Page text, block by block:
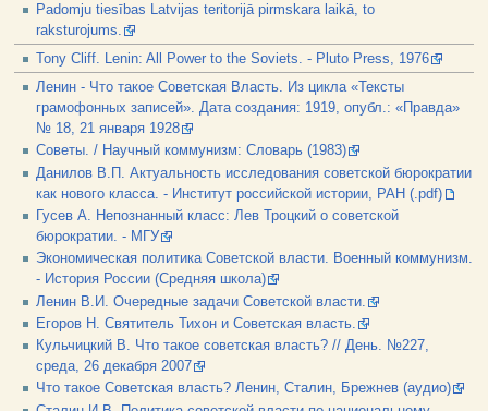
Padomju tiesības Latvijas teritorijā pirmskara laikā, to
raksturojums.
Tony Cliff. Lenin: All Power to the Soviets. - Pluto Press, 1976
Ленин - Что такое Советская Власть. Из цикла «Тексты
грамофонных записей». Дата создания: 1919, опубл.: «Правда»
№ 18, 21 января 1928
Советы. / Научный коммунизм: Словарь (1983)
Данилов В.П. Актуальность исследования советской бюрократии
как нового класса. - Институт российской истории, РАН (.pdf)
Гусев A. Непознанный класс: Лев Троцкий о советской
бюрократии. - МГУ
Экономическая политика Советской власти. Военный коммунизм.
- История России (Средняя школа)
Ленин В.И. Очередные задачи Советской власти.
Егоров Н. Святитель Тихон и Советская власть.
Кульчицкий В. Что такое советская власть? // День. №227,
среда, 26 декабря 2007
Что такое Советская власть? Ленин, Сталин, Брежнев (аудио)